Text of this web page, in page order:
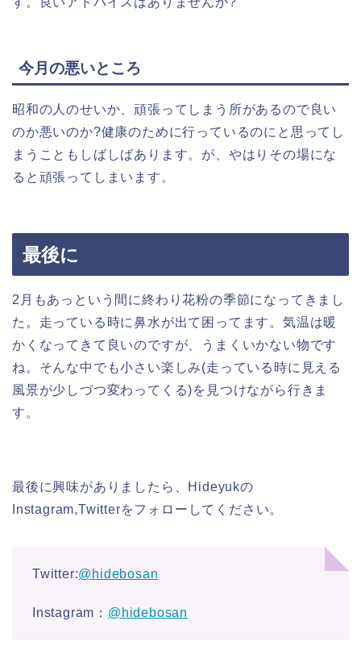
今月の悪いところ
昭和の人のせいか、頑張ってしまう所があるので良い
のか悪いのか?健康のために行っているのにと思ってし
まうこともしばしばあります。が、やはりその場にな
ると頑張ってしまいます。
最後に
2月もあっという間に終わり花粉の季節になってきまし
た。走っている時に鼻水が出て困ってます。気温は暖
かくなってきて良いのですが、うまくいかない物です
ね。そんな中でも小さい楽しみ(走っている時に見える
風景が少しづつ変わってくる)を見つけながら行きま
す。
最後に興味がありましたら、Hideyukの
Instagram,Twitterをフォローしてください。
Twitter:@hidebosan
Instagram： @hidebosan